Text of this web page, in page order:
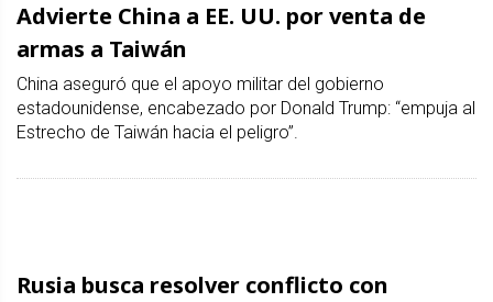
Advierte China a EE. UU. por venta de
armas a Taiwán
China aseguró que el apoyo militar del gobierno
estadounidense, encabezado por Donald Trump: “empuja al
Estrecho de Taiwán hacia el peligro”.
Rusia busca resolver conflicto con